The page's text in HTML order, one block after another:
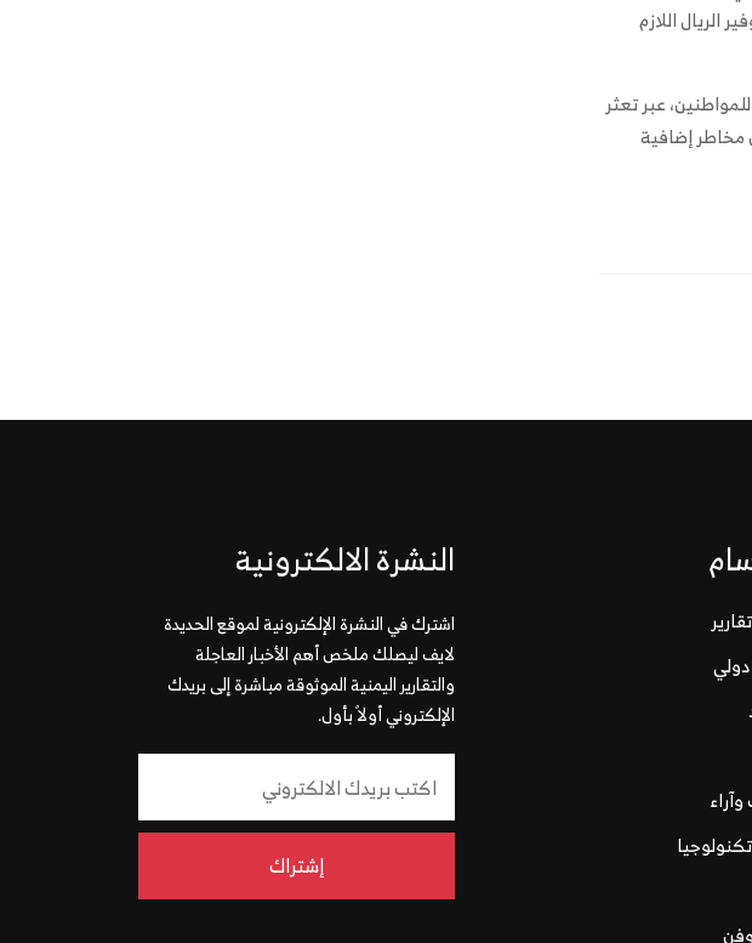
اللازم
عبر تعثر
مخاطر إضافية
النشرة الالكترونية
اشترك في النشرة الإلكترونية لموقع الحديدة
لايف ليصلك ملخص أهم الأخبار العاجلة
والتقارير اليمنية الموثوقة مباشرة إلى بريدك
الإلكتروني أولاً بأول.
إشتراك